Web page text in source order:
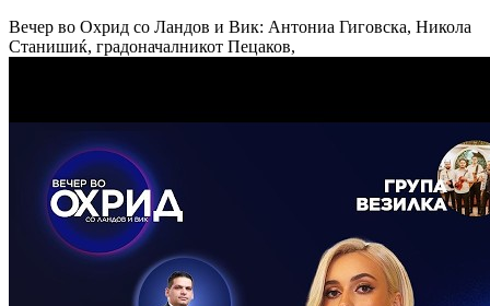
Вечер во Охрид со Ландов и Вик: Антониа Гиговска, Никола
Станишиќ, градоначалникот Пецаков,